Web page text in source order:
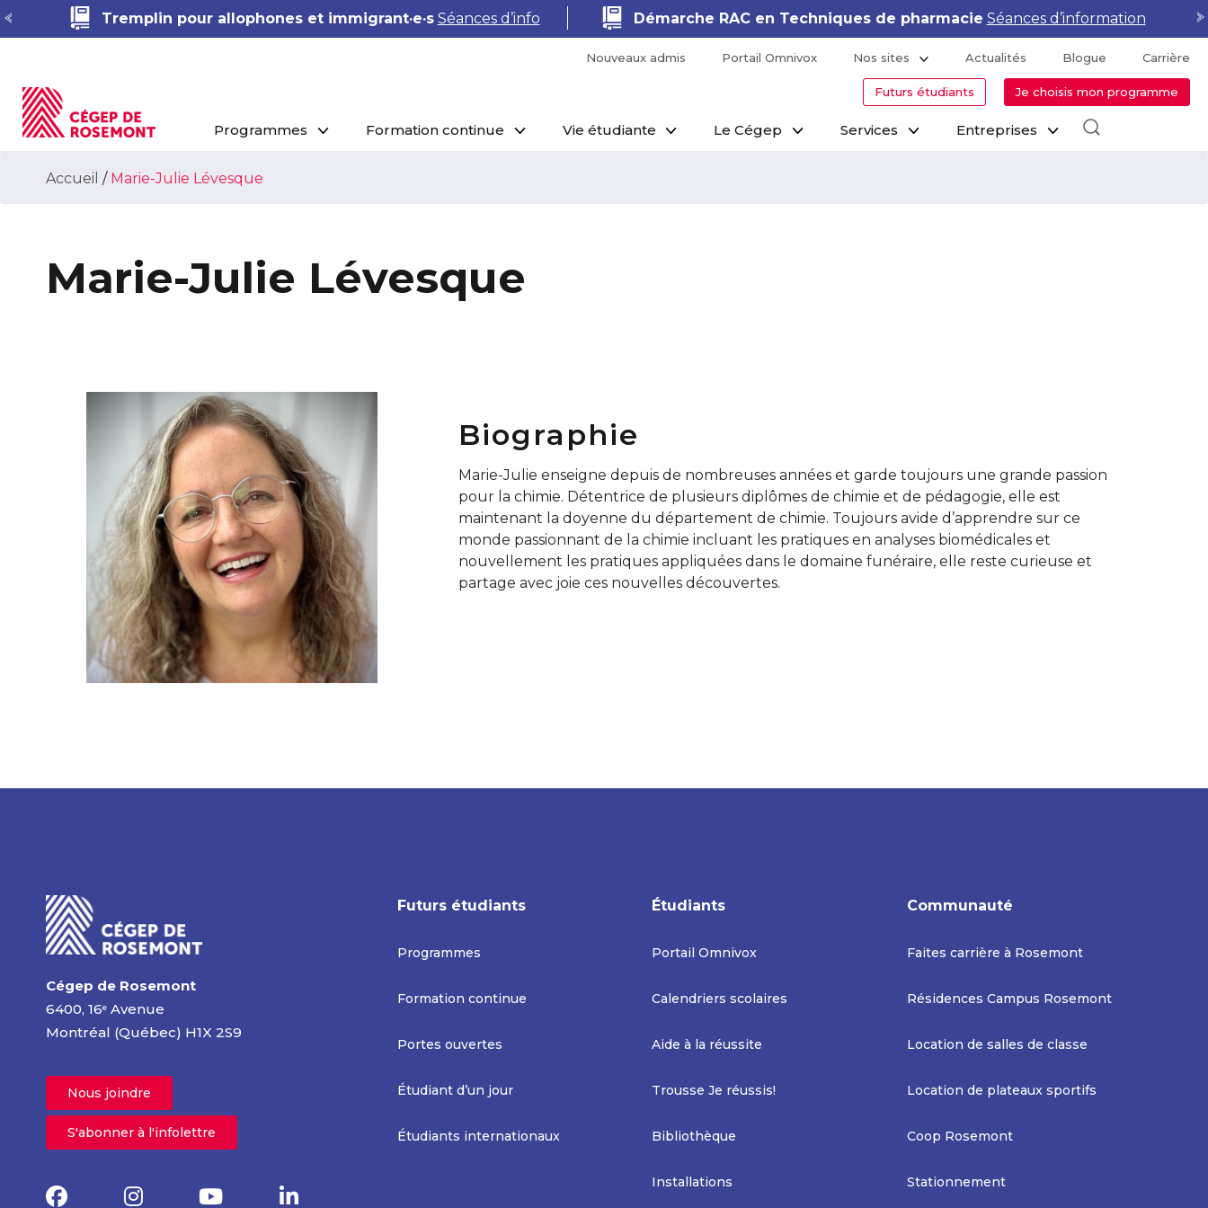
Tremplin pour allophones et immigrant·e·s Séances d’info Démarche RAC en Techniques de pharmacie Séances d’information
Nouveaux admis Portail Omnivox Nos sites Actualités Blogue Carrière
Futurs étudiants Je choisis mon programme
Programmes Formation continue Vie étudiante Le Cégep Services Entreprises
Accueil / Marie-Julie Lévesque
Marie-Julie Lévesque
Biographie
Marie-Julie enseigne depuis de nombreuses années et garde toujours une grande passion
pour la chimie. Détentrice de plusieurs diplômes de chimie et de pédagogie, elle est
maintenant la doyenne du département de chimie. Toujours avide d’apprendre sur ce
monde passionnant de la chimie incluant les pratiques en analyses biomédicales et
nouvellement les pratiques appliquées dans le domaine funéraire, elle reste curieuse et
partage avec joie ces nouvelles découvertes.
Cégep de Rosemont
6400, 16e Avenue
Montréal (Québec) H1X 2S9
Nous joindre
S'abonner à l'infolettre
Futurs étudiants
Programmes
Formation continue
Portes ouvertes
Étudiant d’un jour
Étudiants internationaux
Étudiants
Portail Omnivox
Calendriers scolaires
Aide à la réussite
Trousse Je réussis!
Bibliothèque
Installations
Communauté
Faites carrière à Rosemont
Résidences Campus Rosemont
Location de salles de classe
Location de plateaux sportifs
Coop Rosemont
Stationnement